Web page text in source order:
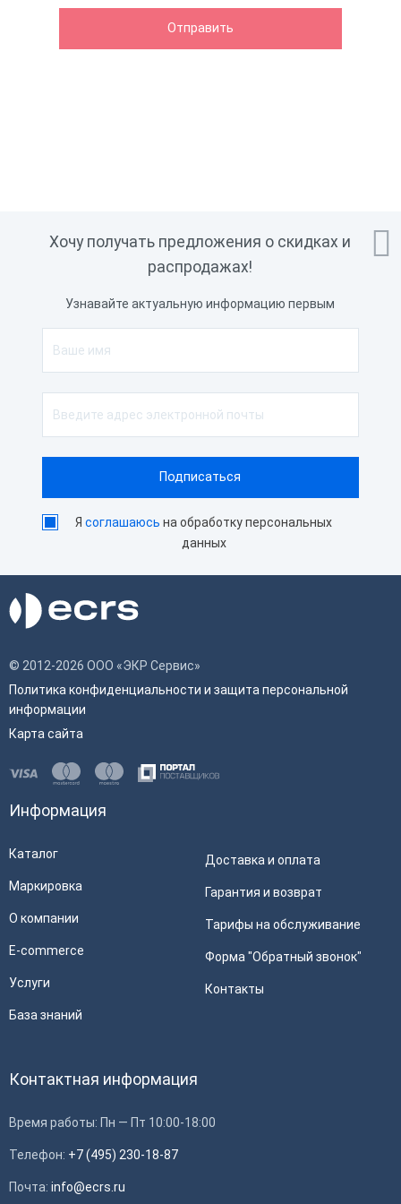

Хочу получать предложения о скидках и
распродажах!
Узнавайте актуальную информацию первым
Ясоглашаюсь на обработку персональных
данных
© 2012-2026 ООО «ЭКР Сервис»
Политика конфиденциальности и защита персональной
информации
Карта сайта
Информация
Каталог
Маркировка
О компании
E-commerce
Услуги
База знаний
Доставка и оплата
Гарантия и возврат
Тарифы на обслуживание
Форма "Обратный звонок"
Контакты
Контактная информация
Время работы: Пн — Пт 10:00-18:00
Телефон: +7 (495) 230-18-87
Почта: info@ecrs.ru